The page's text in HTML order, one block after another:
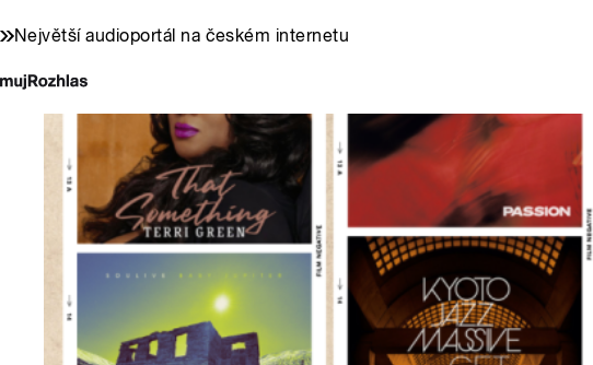
Největší audioportál na českém internetu